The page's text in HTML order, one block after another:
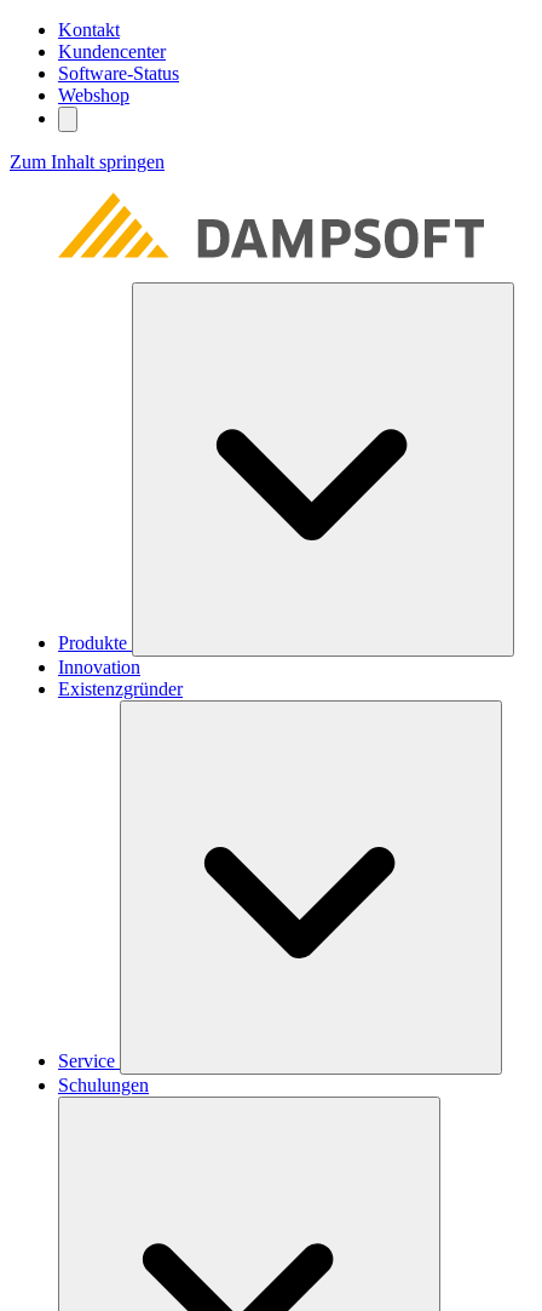
Kontakt
Kundencenter
Software-Status
Webshop
Zum Inhalt springen
Produkte
Innovation
Existenzgründer
Service
Schulungen